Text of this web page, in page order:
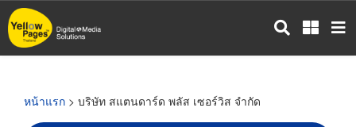
ข้าม
ไป
หน้าแรก > บริษัท สแตนดาร์ด พลัส เซอร์วิส จำกัด